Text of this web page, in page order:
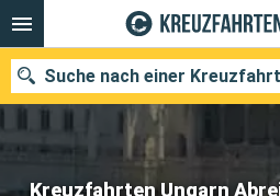
Kreuzfahrten Ungarn
Suche nach einer Kreuzfahrt